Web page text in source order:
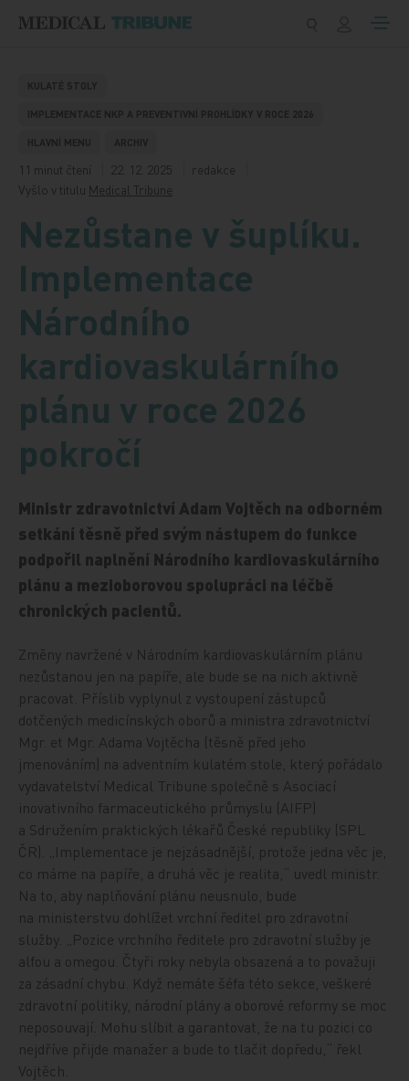
11 minut čtení 22. 12. 2025
redakce
Vyšlo v titulu Medical Tribune
Nezůstane v šuplíku.
Implementace
Národního
kardiovaskulárního
plánu v roce 2026
pokročí
Ministr zdravotnictví Adam Vojtěch na odborném
setkání těsně před svým nástupem do funkce
podpořil naplnění Národního kardiovaskulárního
plánu a mezioborovou spolupráci na léčbě
chronických pacientů.
Změny navržené v Národním kardiovaskulárním plánu
nezůstanou jen na papíře, ale bude se na nich aktivně
pracovat. Příslib vyplynul z vystoupení zástupců
dotčených medicínských oborů a ministra zdravotnictví
Mgr. et Mgr. Adama Vojtěcha (těsně před jeho
jmenováním) na adventním kulatém stole, který pořádalo
vydavatelství Medical Tribune společně s Asociací
inovativního farmaceutického průmyslu (AIFP)
a Sdružením praktických lékařů České republiky (SPL
ČR). „Implementace je nejzásadnější, protože jedna věc je,
co máme na papíře, a druhá věc je realita,“ uvedl ministr.
Na to, aby naplňování plánu neusnulo, bude
na ministerstvu dohlížet vrchní ředitel pro zdravotní
služby. „Pozice vrchního ředitele pro zdravotní služby je
alfou a omegou. Čtyři roky nebyla obsazená a to považuji
za zásadní chybu. Když nemáte šéfa této sekce, veškeré
zdravotní politiky, národní plány a oborové reformy se moc
neposouvají. Mohu slíbit a garantovat, že na tu pozici co
nejdříve přijde manažer a bude to tlačit dopředu,“ řekl
Vojtěch.